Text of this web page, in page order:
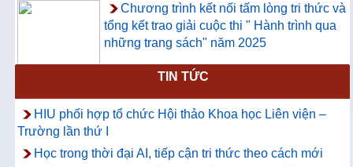
Chương trình kết nối tấm lòng tri thức và
tổng kết trao giải cuộc thi " Hành trình qua
những trang sách" năm 2025
Thông báo về việc hướng dẫn truy cập
và sử dụng CSDL ProQuest Ebook
Central
TIN TỨC
HIU phối hợp tổ chức Hội thảo Khoa học Liên viện –
Trường lần thứ I
Học trong thời đại AI, tiếp cận tri thức theo cách mới